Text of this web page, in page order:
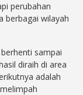
perubahan
berbagai wilayah
sampai
diraih di area
adalah